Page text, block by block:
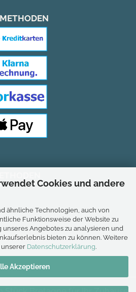
Cookies und andere
ähnliche Technologien, auch von
Funktionsweise der Website zu
Angebotes zu analysieren und
bieten zu können. Weitere
unserer Datenschutzerklärung.
Akzeptieren
Deutschland.